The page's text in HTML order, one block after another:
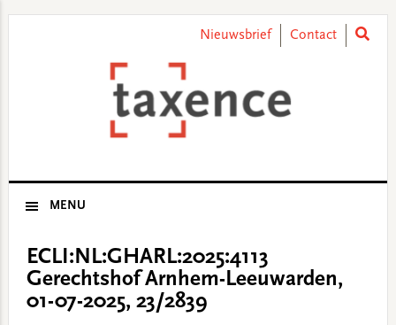
Nieuwsbrief Contact
MENU
ECLI:NL:GHARL:2025:4113
Gerechtshof Arnhem-Leeuwarden,
01-07-2025, 23/2839